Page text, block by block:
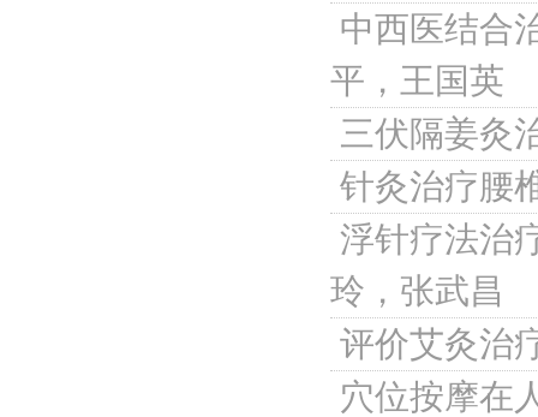
中西医结合
平，王国英
三伏隔姜灸
针灸治疗腰
浮针疗法治
玲，张武昌
评价艾灸治
穴位按摩在